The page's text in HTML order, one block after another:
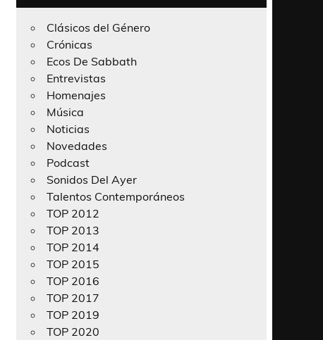
Clásicos del Género
Crónicas
Ecos De Sabbath
Entrevistas
Homenajes
Música
Noticias
Novedades
Podcast
Sonidos Del Ayer
Talentos Contemporáneos
TOP 2012
TOP 2013
TOP 2014
TOP 2015
TOP 2016
TOP 2017
TOP 2019
TOP 2020